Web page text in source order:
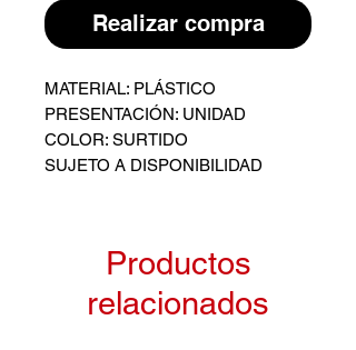
Realizar compra
MATERIAL: PLÁSTICO
PRESENTACIÓN: UNIDAD
COLOR: SURTIDO
SUJETO A DISPONIBILIDAD
Productos
relacionados